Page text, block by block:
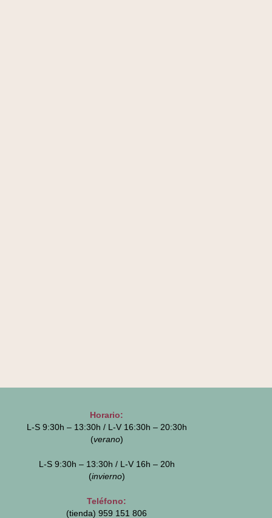
Horario:
L-S 9:30h – 13:30h / L-V 16:30h – 20:30h
(verano)
L-S 9:30h – 13:30h / L-V 16h – 20h
(invierno)
Teléfono:
(tienda) 959 151 806